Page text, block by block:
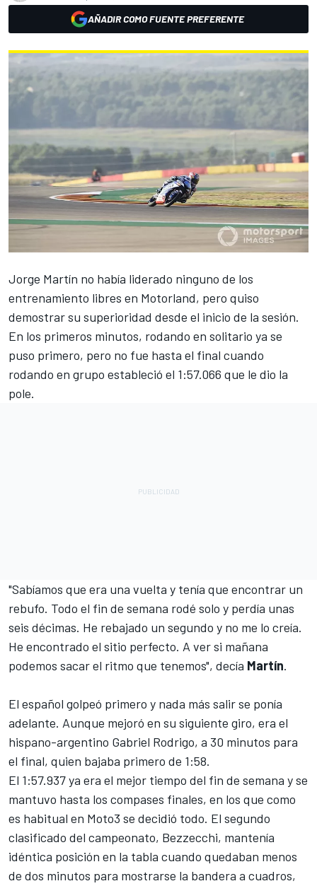
AÑADIR COMO FUENTE PREFERENTE
Jorge Martín no había liderado ninguno de los
entrenamiento libres en Motorland, pero quiso
demostrar su superioridad desde el inicio de la sesión.
En los primeros minutos, rodando en solitario ya se
puso primero, pero no fue hasta el final cuando
rodando en grupo estableció el 1:57.066 que le dio la
pole.
"Sabíamos que era una vuelta y tenía que encontrar un
rebufo. Todo el fin de semana rodé solo y perdía unas
seis décimas. He rebajado un segundo y no me lo creía.
He encontrado el sitio perfecto. A ver si mañana
podemos sacar el ritmo que tenemos", decía Martín.
El español golpeó primero y nada más salir se ponía
adelante. Aunque mejoró en su siguiente giro, era el
hispano-argentino Gabriel Rodrigo, a 30 minutos para
el final, quien bajaba primero de 1:58.
El 1:57.937 ya era el mejor tiempo del fin de semana y se
mantuvo hasta los compases finales, en los que como
es habitual en Moto3 se decidió todo. El segundo
clasificado del campeonato, Bezzecchi, mantenía
idéntica posición en la tabla cuando quedaban menos
de dos minutos para mostrarse la bandera a cuadros,